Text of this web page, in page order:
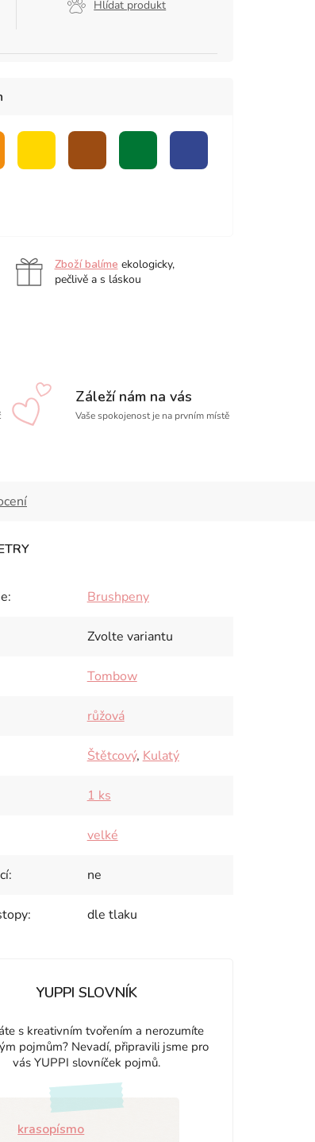
Hlídat produkt
Zboží balíme ekologicky,
pečlivě a s láskou
Záleží nám na vás
Vaše spokojenost je na prvním místě
: Brushpeny
Zvolte variantu
Tombow
růžová
Štětcový, Kulatý
1 ks
velké
: ne
: dle tlaku
YUPPI SLOVNÍK
s kreativním tvořením a nerozumíte
pojmům? Nevadí, připravili jsme pro
vás YUPPI slovníček pojmů.
krasopísmo